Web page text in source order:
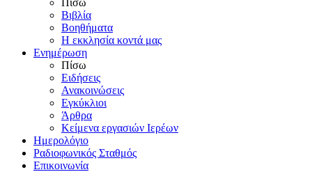
Βιβλία
Βοηθήματα
Η εκκλησία κοντά μας
Ενημέρωση
Πίσω
Ειδήσεις
Ανακοινώσεις
Εγκύκλιοι
Άρθρα
Κείμενα εργασιών Ιερέων
Ημερολόγιο
Ραδιοφωνικός Σταθμός
Επικοινωνία